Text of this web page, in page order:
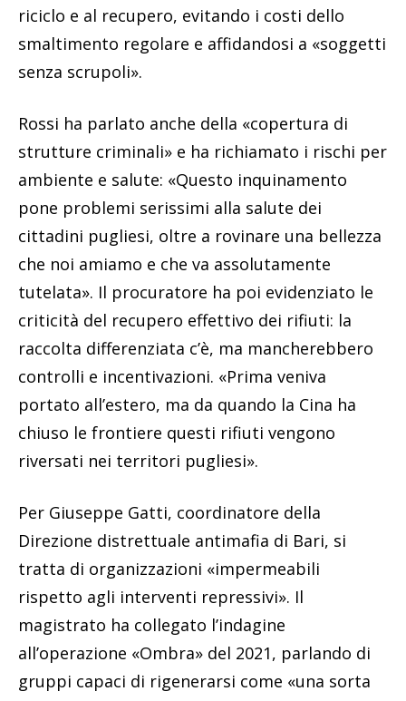
riciclo e al recupero, evitando i costi dello
smaltimento regolare e affidandosi a «soggetti
senza scrupoli».
Rossi ha parlato anche della «copertura di
strutture criminali» e ha richiamato i rischi per
ambiente e salute: «Questo inquinamento
pone problemi serissimi alla salute dei
cittadini pugliesi, oltre a rovinare una bellezza
che noi amiamo e che va assolutamente
tutelata». Il procuratore ha poi evidenziato le
criticità del recupero effettivo dei rifiuti: la
raccolta differenziata c’è, ma mancherebbero
controlli e incentivazioni. «Prima veniva
portato all’estero, ma da quando la Cina ha
chiuso le frontiere questi rifiuti vengono
riversati nei territori pugliesi».
Per Giuseppe Gatti, coordinatore della
Direzione distrettuale antimafia di Bari, si
tratta di organizzazioni «impermeabili
rispetto agli interventi repressivi». Il
magistrato ha collegato l’indagine
all’operazione «Ombra» del 2021, parlando di
gruppi capaci di rigenerarsi come «una sorta